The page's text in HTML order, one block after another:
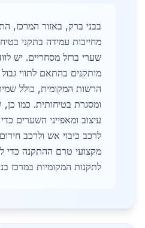
בבני ברק, באזור המרכז,
מחייבות עמידה בתקני
שערי ברזל מסחריים. יש
מותקנים בהתאם לתווי
הרשות המקומית, כולל
ומסגרת בטיחותית. כמו כן,
עיצוב ומאפייני השערים
לרכב כיבוי אש ולרכב
מקצועי טרם ההתקנה כדי
לתקנות המקומיות במרכז